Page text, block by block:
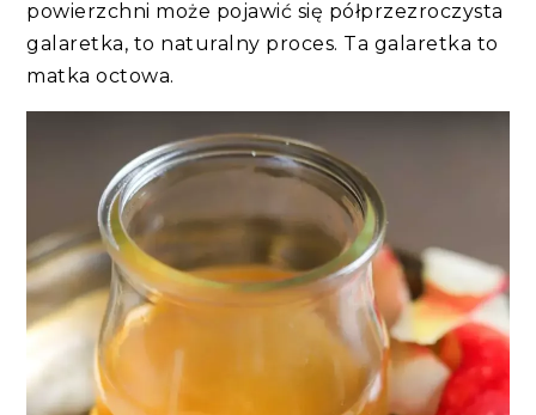
powierzchni może pojawić się półprzezroczysta
galaretka, to naturalny proces. Ta galaretka to
matka octowa.